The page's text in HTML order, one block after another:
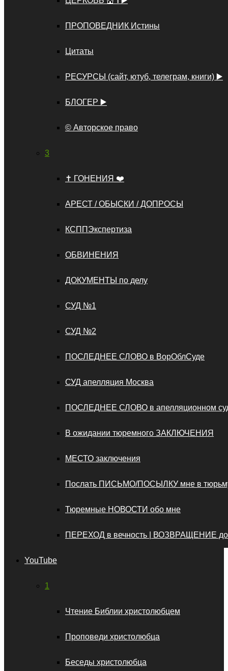
ПРОПОВЕДНИК Истины
Цитаты
РЕСУРСЫ (сайт, ютуб, телеграм, книги) ▶️
БЛОГЕР ▶️
©️ Авторское право
3
✝️ ГОНЕНИЯ ❤️
АРЕСТ / ОБЫСКИ / ДОПРОСЫ
КСППЭкспертиза
ОБВИНЕНИЯ
ДОКУМЕНТЫ по делу
СУД №1
СУД №2
ПОСЛЕДНЕЕ СЛОВО в ВорОблСуде
СУД апелляция Москва
ПОСЛЕДНЕЕ СЛОВО в апелляционном
В ожидании тюремного ЗАКЛЮЧЕНИЯ
МЕСТО заключения
Послать ПИСЬМО/ПОСЫЛКУ мне в
Тюремные НОВОСТИ обо мне
ПЕРЕХОД в вечность | ВОЗВРАЩЕНИЕ
YouTube
1
Чтение Библии христолюбцем
Проповеди христолюбца
Беседы христолюбца